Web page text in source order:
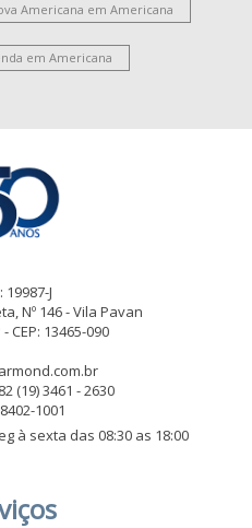
Americana em Americana
em Americana
19987-J
Nº 146 - Vila Pavan
CEP: 13465-090
(19) 3461 - 2630
1001
à sexta das 08:30 as 18:00